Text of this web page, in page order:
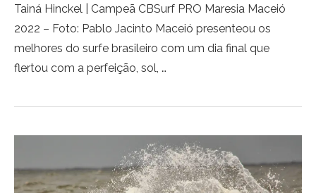
Tainá Hinckel | Campeã CBSurf PRO Maresia Maceió
2022 – Foto: Pablo Jacinto Maceió presenteou os
melhores do surfe brasileiro com um dia final que
flertou com a perfeição, sol, …